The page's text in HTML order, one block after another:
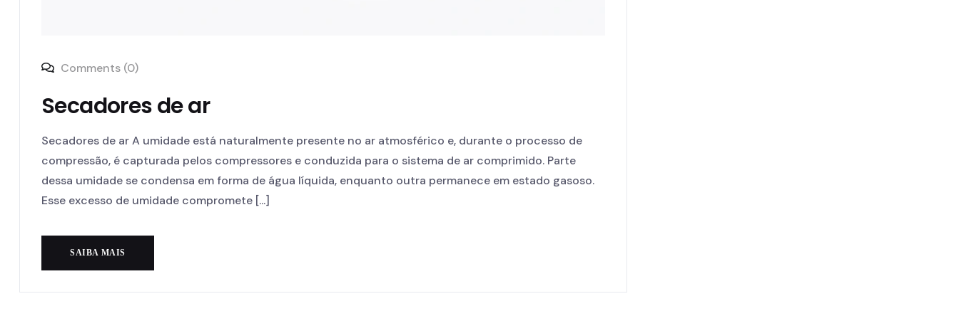
Comments (0)
Secadores de ar
Secadores de ar A umidade está naturalmente presente no ar atmosférico e, durante o processo de
compressão, é capturada pelos compressores e conduzida para o sistema de ar comprimido. Parte
dessa umidade se condensa em forma de água líquida, enquanto outra permanece em estado gasoso.
Esse excesso de umidade compromete [...]
SAIBA MAIS